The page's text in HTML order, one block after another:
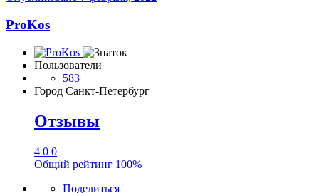
ProKos
Пользователи
583
Город Санкт-Петербург
Отзывы
4 0 0
Общий рейтинг 100%
Поделиться